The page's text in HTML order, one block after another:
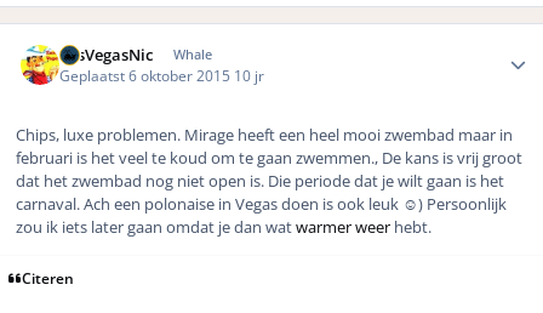
LasVegasNic Whale
Geplaatst6 oktober 2015 10 jr
Chips, luxe problemen. Mirage heeft een heel mooi zwembad maar in
februari is het veel te koud om te gaan zwemmen., De kans is vrij groot
dat het zwembad nog niet open is. Die periode dat je wilt gaan is het
carnaval. Ach een polonaise in Vegas doen is ook leuk ☺️) Persoonlijk
zou ik iets later gaan omdat je dan watwarmer weer hebt.
Citeren